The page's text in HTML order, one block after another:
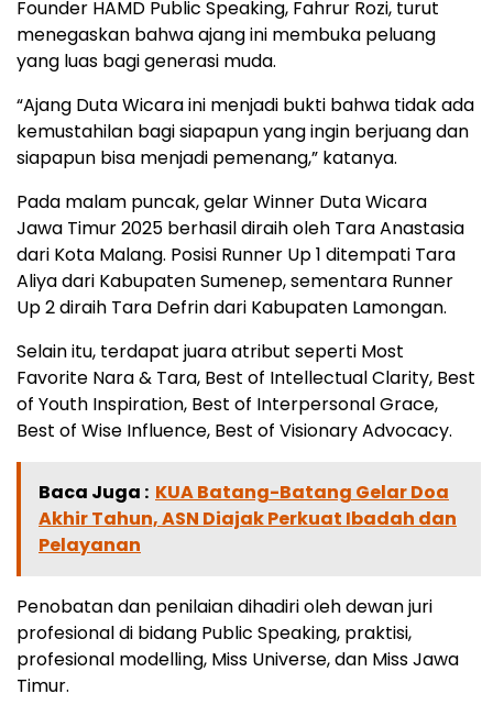
Founder HAMD Public Speaking, Fahrur Rozi, turut
menegaskan bahwa ajang ini membuka peluang
yang luas bagi generasi muda.
“Ajang Duta Wicara ini menjadi bukti bahwa tidak ada
kemustahilan bagi siapapun yang ingin berjuang dan
siapapun bisa menjadi pemenang,” katanya.
Pada malam puncak, gelar Winner Duta Wicara
Jawa Timur 2025 berhasil diraih oleh Tara Anastasia
dari Kota Malang. Posisi Runner Up 1 ditempati Tara
Aliya dari Kabupaten Sumenep, sementara Runner
Up 2 diraih Tara Defrin dari Kabupaten Lamongan.
Selain itu, terdapat juara atribut seperti Most
Favorite Nara & Tara, Best of Intellectual Clarity, Best
of Youth Inspiration, Best of Interpersonal Grace,
Best of Wise Influence, Best of Visionary Advocacy.
Baca Juga : KUA Batang-Batang Gelar Doa
Akhir Tahun, ASN Diajak Perkuat Ibadah dan
Pelayanan
Penobatan dan penilaian dihadiri oleh dewan juri
profesional di bidang Public Speaking, praktisi,
profesional modelling, Miss Universe, dan Miss Jawa
Timur.